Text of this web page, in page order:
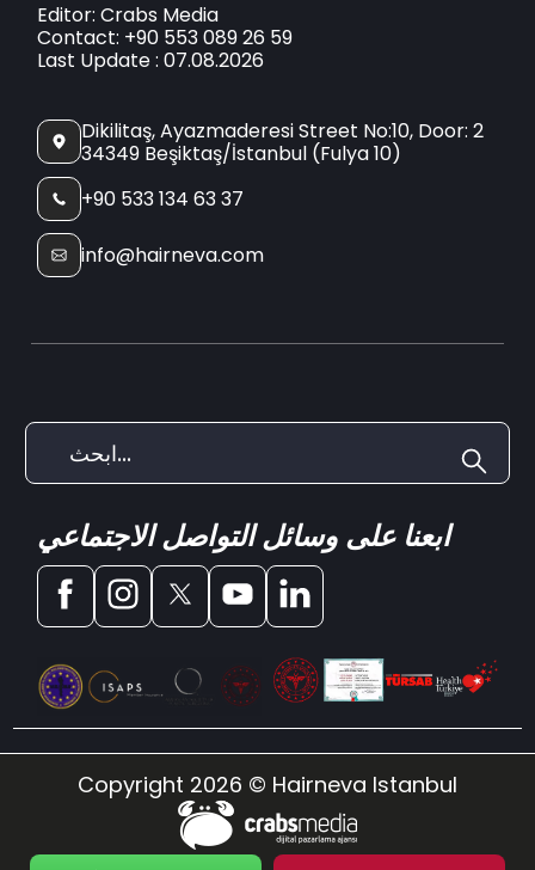
Editor: Crabs Media
Contact: +90 553 089 26 59
Last Update : 07.08.2026
Dikilitaş, Ayazmaderesi Street No:10, Door: 2
34349 Beşiktaş/İstanbul (Fulya 10)
+90 533 134 63 37
info@hairneva.com
ابعنا على وسائل التواصل الاجتماعي
Copyright 2026 © Hairneva Istanbul